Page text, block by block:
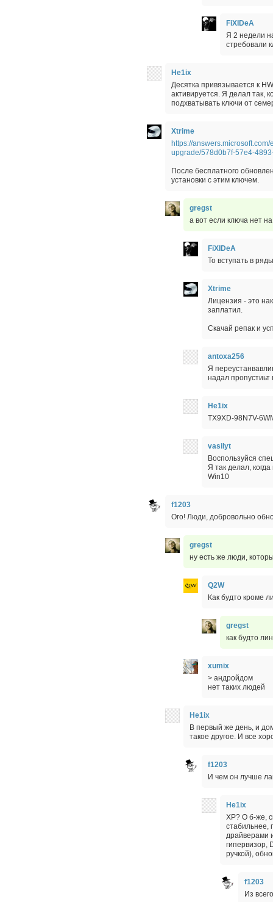
FiXIDeA
Я 2 недели
стребовали
He1ix
Десятка привязывается к
активируется. Я делал так,
подхватывать ключи от
Xtrime
https://
upgrade/578d0b7f-57e4-
После бесплатного
установки с этим ключем.
gregst
а вот если ключа нет
FiXIDeA
То вступать в
Xtrime
Лицензия - это
заплатил.
Скачай репак и
antoxa256
Я
надал пропустиьт
He1ix
TX9XD-98N7V-
vasilyt
Воспользуйся
Я так делал,
Win10
f1203
Ого! Люди, добровольно
gregst
ну есть же люди,
Q2W
Как будто кроме
gregst
как будто
xumix
> андройдом
нет таких людей
He1ix
В первый же день, и
такое другое. И все
f1203
И чем он лучше
He1ix
ХР? О б-же,
стабильнее,
драйверами
гипервизор,
ручкой),
f1203
Из